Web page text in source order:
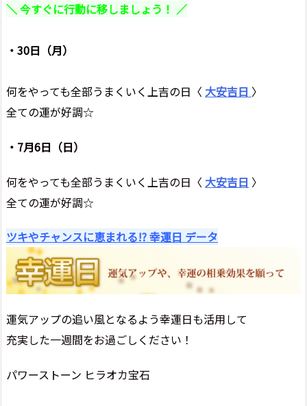
＼ 今すぐに行動に移しましょう！ ／
・30日（月）
何をやっても全部うまくいく上吉の日〈 大安吉日 〉
全ての運が好調☆
・7月6日（日）
何をやっても全部うまくいく上吉の日〈 大安吉日 〉
全ての運が好調☆
ツキやチャンスに恵まれる!? 幸運日 データ
運気アップの追い風となるよう幸運日も活用して
充実した一週間をお過ごしください！
パワーストーン ヒラオカ宝石